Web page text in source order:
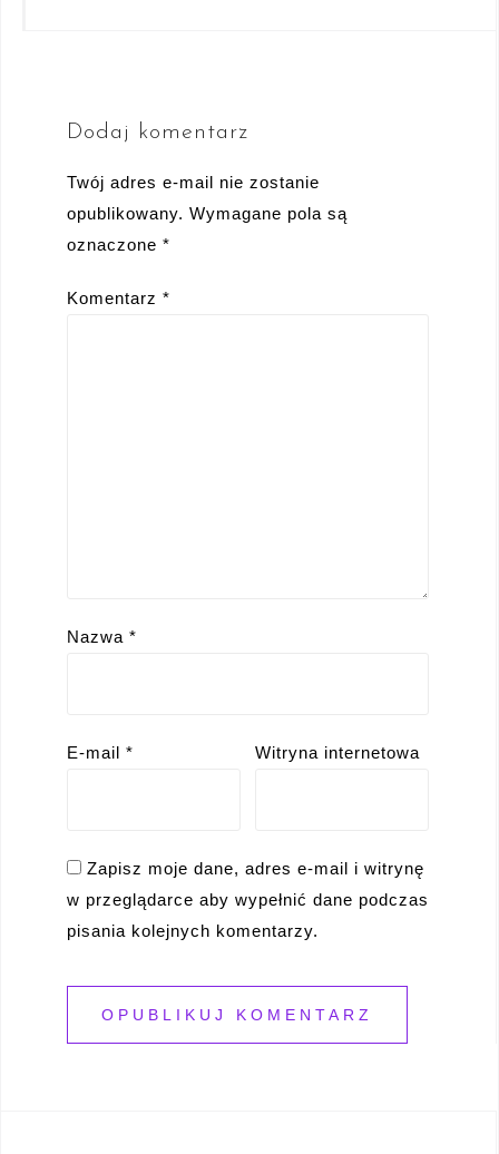
Dodaj komentarz
Twój adres e-mail nie zostanie
opublikowany. Wymagane pola są
oznaczone *
Komentarz *
Nazwa *
E-mail * Witryna internetowa
Zapisz moje dane, adres e-mail i witrynę
w przeglądarce aby wypełnić dane podczas
pisania kolejnych komentarzy.